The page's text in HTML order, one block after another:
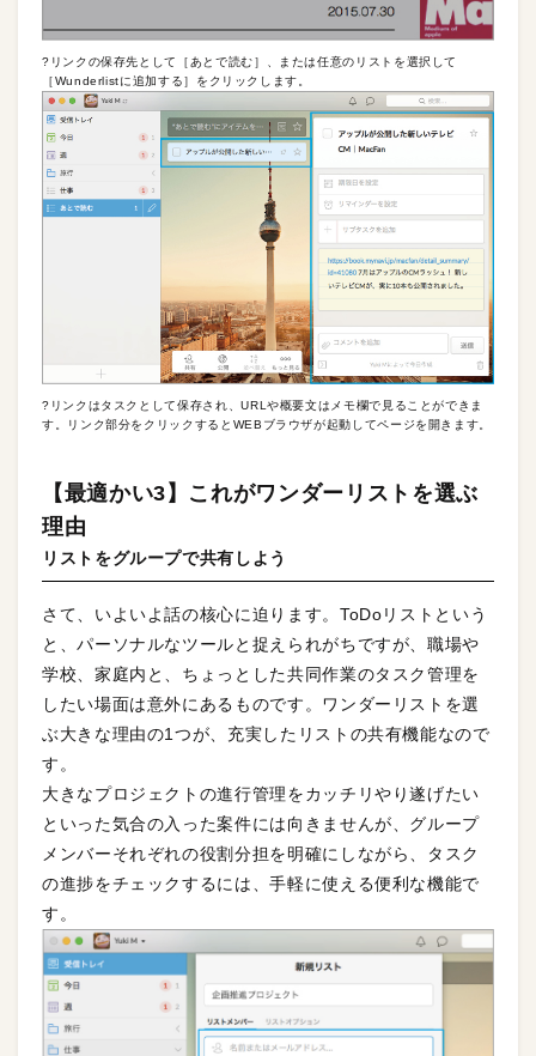
?リンクの保存先として［あとで読む］、または任意のリストを選択して
［Wunderlistに追加する］をクリックします。
?リンクはタスクとして保存され、URLや概要文はメモ欄で見ることができま
す。リンク部分をクリックするとWEBブラウザが起動してページを開きます。
【最適かい3】これがワンダーリストを選ぶ
理由
リストをグループで共有しよう
さて、いよいよ話の核心に迫ります。ToDoリストという
と、パーソナルなツールと捉えられがちですが、職場や
学校、家庭内と、ちょっとした共同作業のタスク管理を
したい場面は意外にあるものです。ワンダーリストを選
ぶ大きな理由の1つが、充実したリストの共有機能なので
す。
大きなプロジェクトの進行管理をカッチリやり遂げたい
といった気合の入った案件には向きませんが、グループ
メンバーそれぞれの役割分担を明確にしながら、タスク
の進捗をチェックするには、手軽に使える便利な機能で
す。